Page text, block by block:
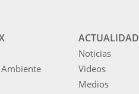
ACTUALIDAD
Noticias
Videos
Medios